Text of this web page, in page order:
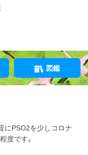
図鑑
にPSO2を少しコロナ
度です。